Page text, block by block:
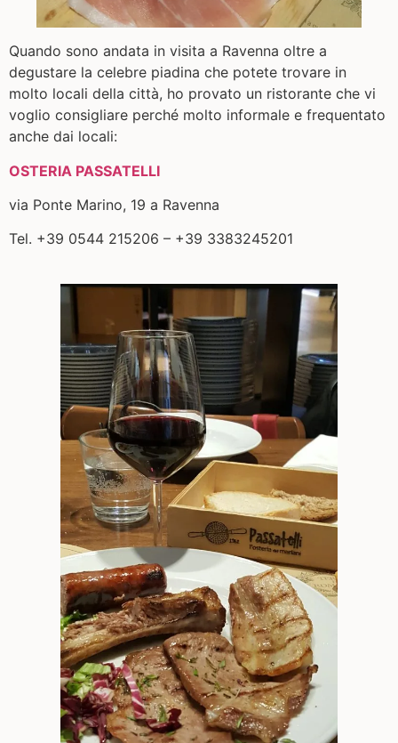
Quando sono andata in visita a Ravenna oltre a
degustare la celebre piadina che potete trovare in
molto locali della città, ho provato un ristorante che vi
voglio consigliare perché molto informale e frequentato
anche dai locali:
OSTERIA PASSATELLI
via Ponte Marino, 19 a Ravenna
Tel. +39 0544 215206 – +39 3383245201